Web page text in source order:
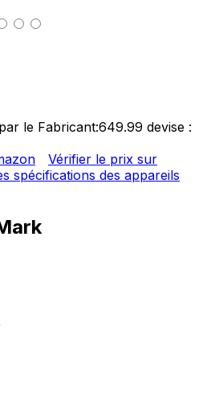
le Fabricant:649.99 devise :
Vérifier le prix sur
spécifications des appareils